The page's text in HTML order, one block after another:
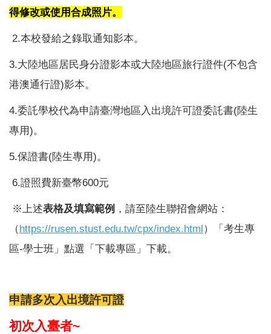
得修改或使用合成照片。
2.本校發給之錄取通知影本。
3.大陸地區居民身分證影本或大陸地區旅行證件(不包含
港澳通行證)影本。
4.委託學校代為申請臺灣地區入出境許可證委託書(陸生
專用)。
5.保證書(陸生專用)。
6.證照費新臺幣600元
※上述表格及填寫範例 ，請至陸生聯招會網站：
（https://rusen.stust.edu.tw/cpx/index.html）「考生專
區-學士班」點選「下載專區」下載。
申請多次入出境許可證
初次入臺者~